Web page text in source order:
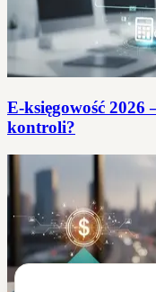
E-księgowość
kontroli?